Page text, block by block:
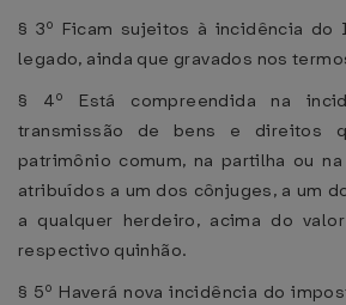
§ 3º Ficam sujeitos à incidência do
legado, ainda que gravados nos
§ 4º Está compreendida na
transmissão de bens e direitos
patrimônio comum, na partilha ou
atribuídos a um dos cônjuges, a um
a qualquer herdeiro, acima do
respectivo quinhão.
§ 5º Haverá nova incidência do